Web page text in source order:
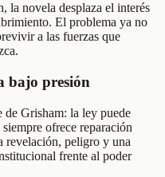
la novela desplaza el interés
El problema ya no
a las fuerzas que
bajo presión
de Grisham: la ley puede
ofrece reparación
revelación, peligro y una
frente al poder